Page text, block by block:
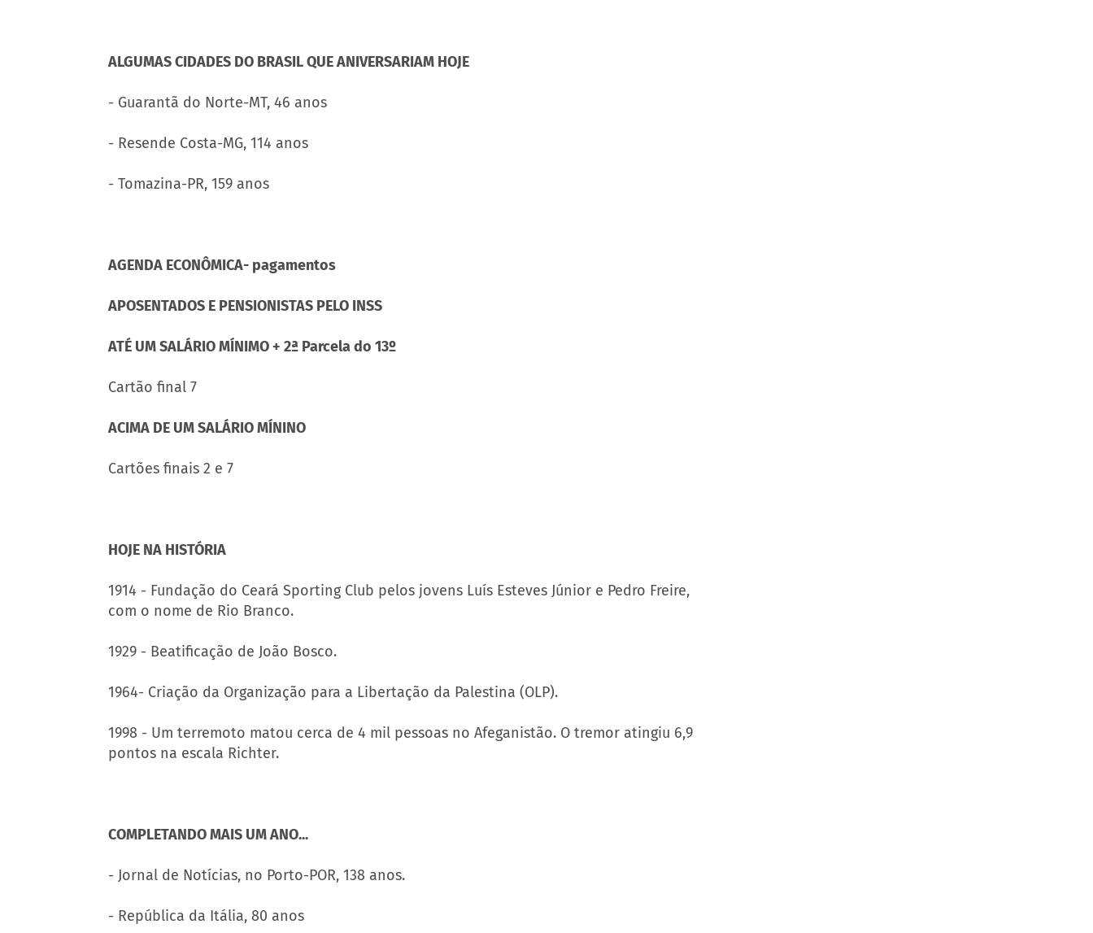
ALGUMAS CIDADES DO BRASIL QUE ANIVERSARIAM HOJE
- Guarantã do Norte-MT, 46 anos
- Resende Costa-MG, 114 anos
- Tomazina-PR, 159 anos
AGENDA ECONÔMICA- pagamentos
APOSENTADOS E PENSIONISTAS PELO INSS
ATÉ UM SALÁRIO MÍNIMO + 2ª Parcela do 13º
Cartão final 7
ACIMA DE UM SALÁRIO MÍNINO
Cartões finais 2 e 7
HOJE NA HISTÓRIA
1914 - Fundação do Ceará Sporting Club pelos jovens Luís Esteves Júnior e Pedro Freire,
com o nome de Rio Branco.
1929 - Beatificação de João Bosco.
1964- Criação da Organização para a Libertação da Palestina (OLP).
1998 - Um terremoto matou cerca de 4 mil pessoas no Afeganistão. O tremor atingiu 6,9
pontos na escala Richter.
COMPLETANDO MAIS UM ANO...
- Jornal de Notícias, no Porto-POR, 138 anos.
- República da Itália, 80 anos